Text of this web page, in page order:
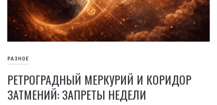
РАЗНОЕ
РЕТРОГРАДНЫЙ МЕРКУРИЙ И КОРИДОР
ЗАТМЕНИЙ: ЗАПРЕТЫ НЕДЕЛИ